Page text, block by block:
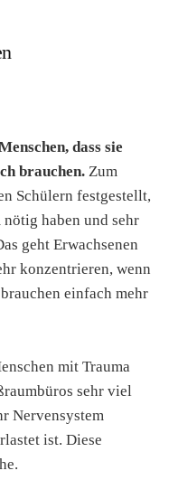
dass sie
brauchen. Zum
Schülern festgestellt,
nötig haben und sehr
geht Erwachsenen
konzentrieren, wenn
einfach mehr
mit Trauma
sehr viel
Nervensystem
ist. Diese